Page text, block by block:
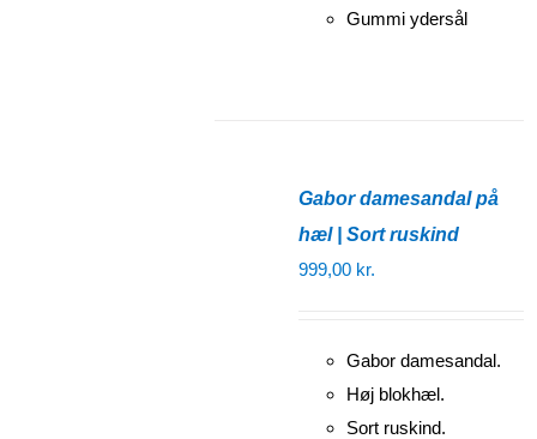
Gummi ydersål
Gabor damesandal på
hæl | Sort ruskind
999,00 kr.
Gabor damesandal.
Høj blokhæl.
Sort ruskind.